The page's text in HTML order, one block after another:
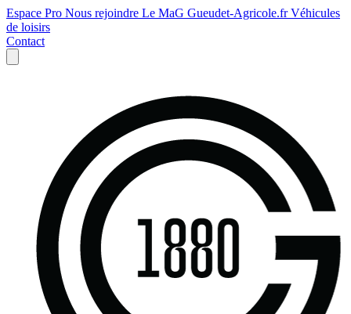
Espace Pro Nous rejoindre Le MaG Gueudet-Agricole.frVéhicules
de loisirs
Contact